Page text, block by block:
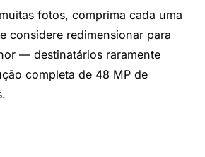
fotos, comprima cada uma
considere redimensionar para
— destinatários raramente
completa de 48 MP de